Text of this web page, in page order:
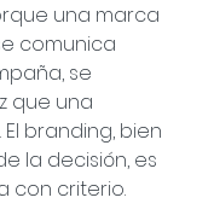
una marca
comunica
se
que una
branding, bien
la decisión, es
con criterio.